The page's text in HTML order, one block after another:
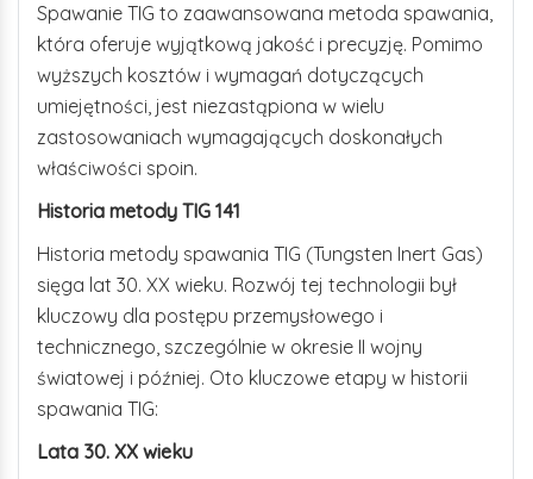
Spawanie TIG to zaawansowana metoda spawania,
która oferuje wyjątkową jakość i precyzję. Pomimo
wyższych kosztów i wymagań dotyczących
umiejętności, jest niezastąpiona w wielu
zastosowaniach wymagających doskonałych
właściwości spoin.
Historia metody TIG 141
Historia metody spawania TIG (Tungsten Inert Gas)
sięga lat 30. XX wieku. Rozwój tej technologii był
kluczowy dla postępu przemysłowego i
technicznego, szczególnie w okresie II wojny
światowej i później. Oto kluczowe etapy w historii
spawania TIG:
Lata 30. XX wieku